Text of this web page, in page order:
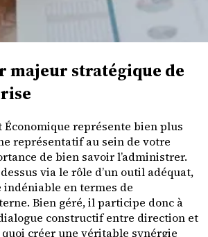
majeur stratégique de
Économique représente bien plus
représentatif au sein de votre
de bien savoir l’administrer.
via le rôle d’un outil adéquat,
indéniable en termes de
Bien géré, il participe donc à
constructif entre direction et
créer une véritable synérgie